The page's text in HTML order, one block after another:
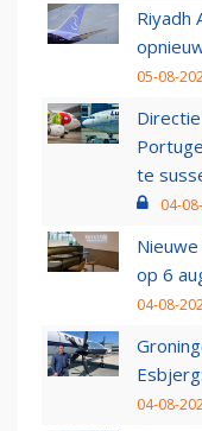
Riyadh
05-08-
te
04-
op 6
04-08-
04-08-